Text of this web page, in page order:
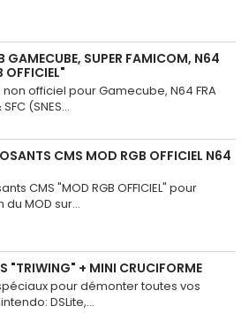
GAMECUBE, SUPER FAMICOM, N64
OFFICIEL"
non officiel pour Gamecube, N64 FRA
(SNES...
CMS MOD RGB OFFICIEL N64
CMS "MOD RGB OFFICIEL" pour
MOD sur...
"TRIWING" + MINI CRUCIFORME
pour démonter toutes vos
DSLite,...